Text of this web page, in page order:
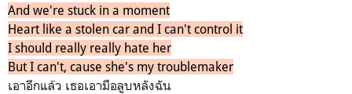
And we're stuck in a moment
Heart like a stolen car and I can't control it
I should really really hate her
But I can't, cause she's my troublemaker
เอาอีกแล้ว เธอเอามือลูบหลังฉัน